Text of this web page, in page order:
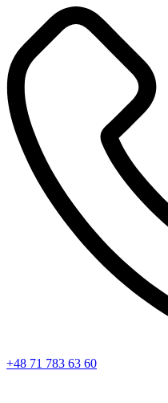
+48 71 783 63 60